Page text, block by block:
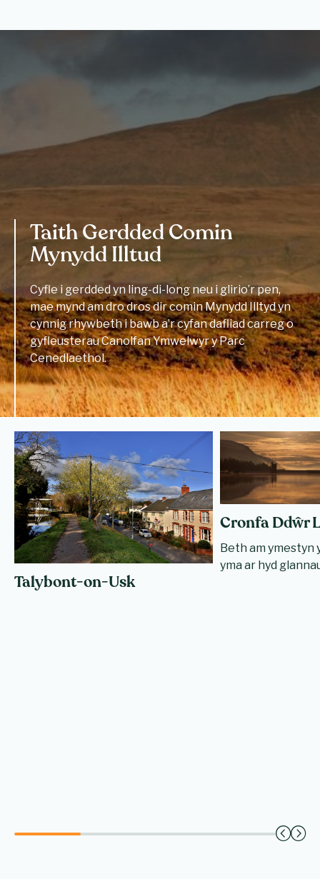
Taith Gerdded Comin
Mynydd Illtud
Cyfle i gerdded yn ling-di-long neu i glirio’r pen,
mae mynd am dro dros dir comin Mynydd Illtyd yn
cynnig rhywbeth i bawb a’r cyfan dafliad carreg o
gyfleusterau Canolfan Ymwelwyr y Parc
Cenedlaethol.
Talybont-on-Usk
Cronfa Ddŵr
Beth am ymestyn
yma ar hyd